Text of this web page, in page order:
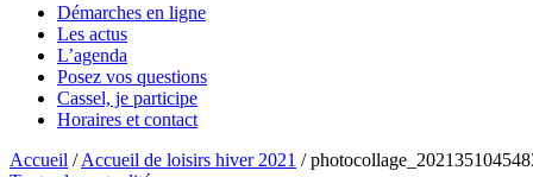
Démarches en ligne
Les actus
L’agenda
Posez vos questions
Cassel, je participe
Horaires et contact
Accueil /Accueil de loisirs hiver 2021 /